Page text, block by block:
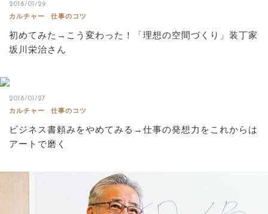
2018/01/29
カルチャー
仕事のコツ
初めてみた→こう変わった！「理想の空間づくり」装丁家
坂川栄治さん
2018/01/27
カルチャー
仕事のコツ
ビジネス書頼みをやめてみる→仕事の発想力をこれからは
アートで磨く